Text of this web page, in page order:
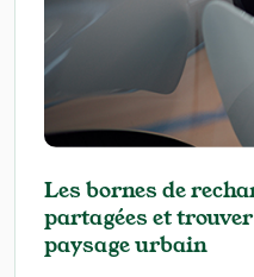
Les bornes de
partagées et
paysage urbain